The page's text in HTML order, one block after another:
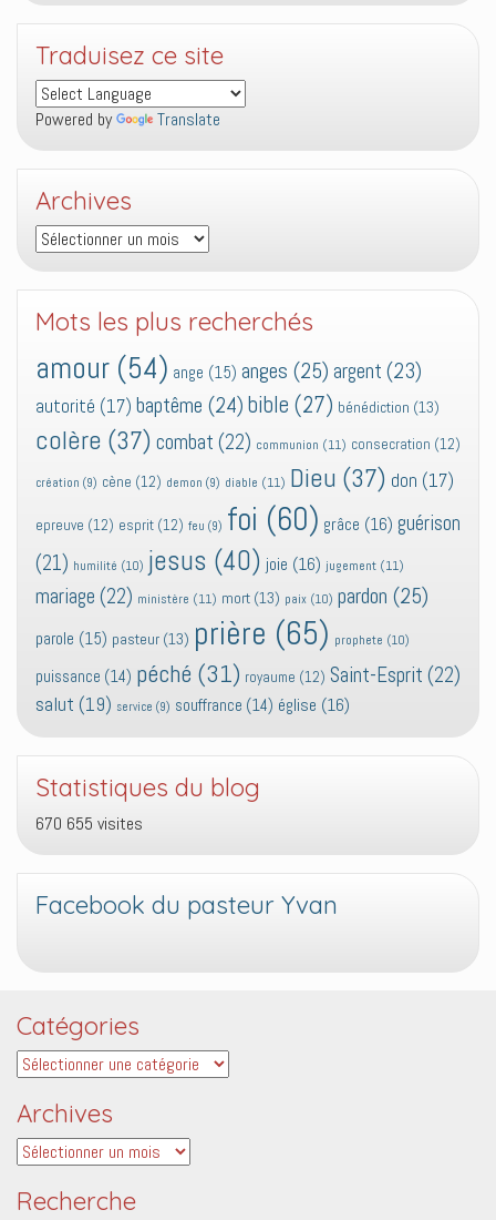
Traduisez ce site
Powered by Translate
Archives
Archives
Mots les plus recherchés
amour (54) ange (15) anges (25) argent (23)
autorité (17) baptême (24) bible (27) bénédiction (13)
colère (37) combat (22) communion (11) consecration (12)
création (9) cène (12) demon (9) diable (11) Dieu (37) don (17)
epreuve (12) esprit (12) feu (9) foi (60) grâce (16) guérison
(21) humilité (10) jesus (40) joie (16) jugement (11)
mariage (22) ministère (11) mort (13) paix (10) pardon (25)
parole (15) pasteur (13) prière (65) prophete (10)
puissance (14) péché (31) royaume (12) Saint-Esprit (22)
salut (19) service (9) souffrance (14) église (16)
Statistiques du blog
670 655 visites
Facebook du pasteur Yvan
Catégories
Catégories
Archives
Archives
Recherche